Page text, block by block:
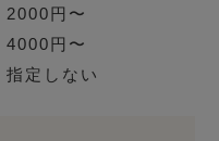
2000円〜
4000円〜
指定しない